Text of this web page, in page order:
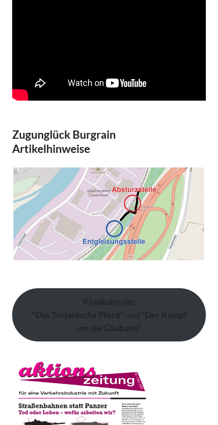
Zugunglück Burgrain
Artikelhinweise
Kinokalender
"Das Trojanische Pferd" und "Der Kampf
um die Gäubahn"